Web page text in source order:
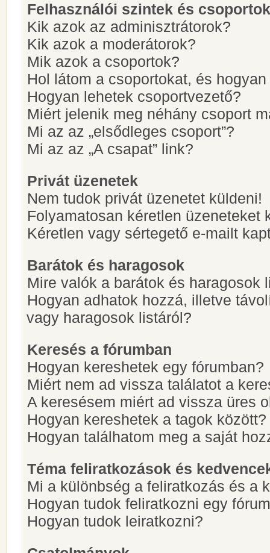
Felhasználói szintek és csoportok
Kik azok az adminisztrátorok?
Kik azok a moderátorok?
Mik azok a csoportok?
Hol látom a csoportokat, és
Hogyan lehetek csoportvezető?
Miért jelenik meg néhány csoport
Mi az az „elsődleges csoport”?
Mi az az „A csapat” link?
Privát üzenetek
Nem tudok privát üzenetet küldeni!
Folyamatosan kéretlen üzeneteket
Kéretlen vagy sértegető e-mailt
Barátok és haragosok
Mire valók a barátok és haragosok
Hogyan adhatok hozzá, illetve
vagy haragosok listáról?
Keresés a fórumban
Hogyan kereshetek egy fórumban?
Miért nem ad vissza találatot a
A keresésem miért ad vissza üres
Hogyan kereshetek a tagok között?
Hogyan találhatom meg a saját
Téma feliratkozások és
Mi a különbség a feliratkozás és a
Hogyan tudok feliratkozni egy
Hogyan tudok leiratkozni?